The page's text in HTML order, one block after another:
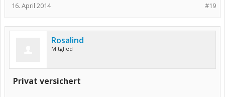
#19
16. April 2014
Rosalind
Mitglied
Privat versichert